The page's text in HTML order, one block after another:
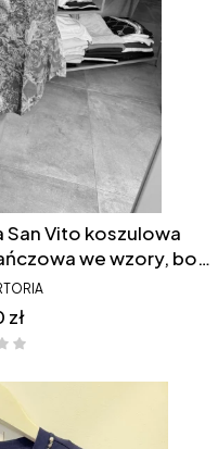
San Vito koszulowa
we wzory, boki
zł